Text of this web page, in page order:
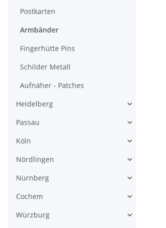
Postkarten
Armbänder
Fingerhütte Pins
Schilder Metall
Aufnäher - Patches
Heidelberg
Passau
Köln
Nördlingen
Nürnberg
Cochem
Würzburg